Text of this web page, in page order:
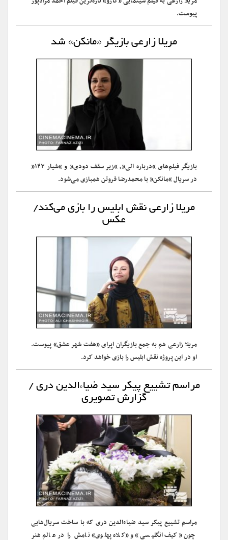
پیوست.
مریلا زارعی بازیگر «مانکن» شد
بازیگر فیلم‌های “درباره الی”، “زیر سقف دودی” و “شیار ۱۴۳”
در سریال “مانکن” با محمدرضا فروتن همبازی می‌شود.
مریلا زارعی نقش ابلیس را بازی می‌کند/
عکس
مریلا زارعی هم به جمع بازیگران اپرای «هفت شهر عشق» پیوست.
او در این پروژه نقش ابلیس را بازی خواهد کرد.
مراسم تشییع پیکر سید ضیاء‌الدین دری /
گزارش تصویری
مراسم تشییع پیکر سید ضیاء‌الدین دری که با ساخت سریال‌هایی
چون «کیف انگلیسی» و «کلاه پهلوی» نامش را در عالم هنر